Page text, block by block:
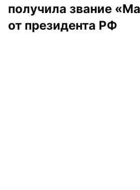
получила звание
от президента РФ